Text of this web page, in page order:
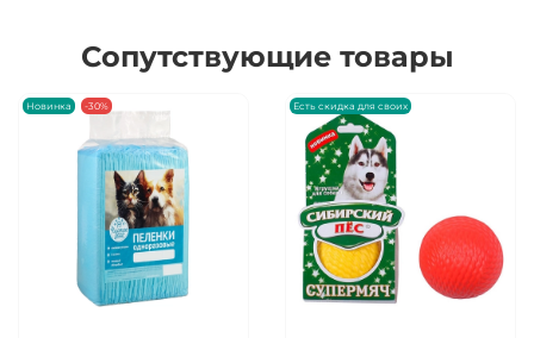
Сопутствующие товары
Новинка -30% Есть скидка для своих